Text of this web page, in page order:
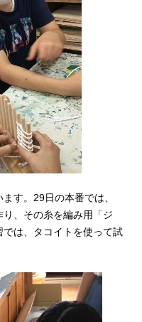
す。29日の本番では、
り、その糸を編み用「ジ
は、タコイトを使って試